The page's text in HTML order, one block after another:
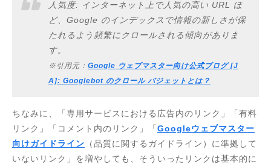
人気度: インターネット上で人気の高い URL ほ
ど、Google のインデックスで情報の新しさが保
たれるよう頻繁にクロールされる傾向がありま
す。
※引用元： Google ウェブマスター向け公式ブログ [J
A]: Googlebot のクロール バジェットとは？
ちなみに、「専用サービスにおける広告内のリンク」「有料
リンク」「コメント内のリンク」「 Googleウェブマスター
向けガイドライン （品質に関するガイドライン）に準拠して
いないリンク」を増やしても、そういったリンクは基本的に